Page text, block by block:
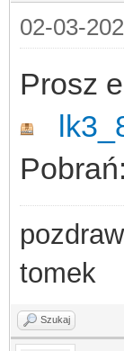
02-03-
Prosz
tomek
Szukaj